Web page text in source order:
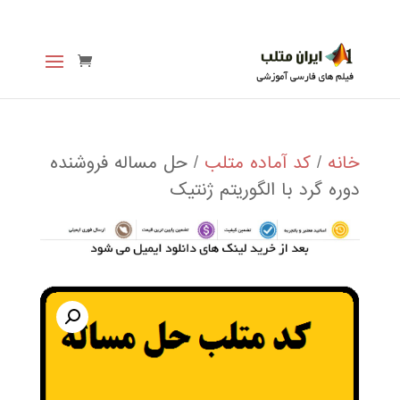
خانه / کد آماده متلب / حل مساله فروشنده
دوره گرد با الگوریتم ژنتیک